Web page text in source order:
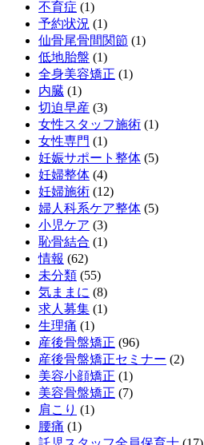
不育症 (1)
予約状況 (1)
仙骨尾骨間関節 (1)
低地胎盤 (1)
全身美容矯正 (1)
内臓 (1)
切迫早産 (3)
女性スタッフ施術 (1)
女性専門 (1)
妊娠サポート整体 (5)
妊婦整体 (4)
妊婦施術 (12)
婦人科系ケア整体 (5)
小児ケア (3)
恥骨結合 (1)
情報 (62)
未分類 (55)
気ままに (8)
求人募集 (1)
生理痛 (1)
産後骨盤矯正 (96)
産後骨盤矯正セミナー (2)
美容小顔矯正 (1)
美容骨盤矯正 (7)
肩こり (1)
腰痛 (1)